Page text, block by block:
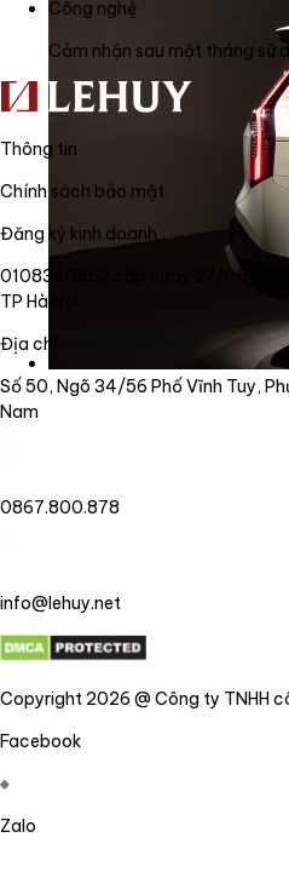
Công nghệ
Cảm nhận sau một tháng sử
Thông tin
Chính sách bảo mật
Đăng ký kinh doanh
0108340562 cấp ngày 27/06/2018
TP Hà Nội
Địa chỉ
Số 50, Ngõ 34/56 Phố Vĩnh Tuy,
Nam
0867.800.878
info@lehuy.net
Copyright 2026 @ Công ty TNHH
Facebook
Zalo